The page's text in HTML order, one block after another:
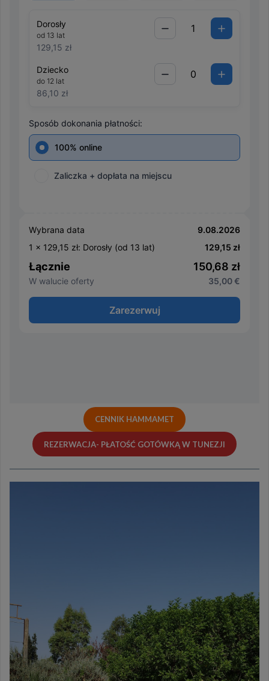
CENNIK HAMMAMET
REZERWACJA- PŁATOŚĆ GOTÓWKĄ W TUNEZJI